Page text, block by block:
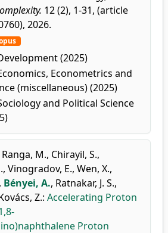
12 (2), 1-31, (article
2026.
(2025)
Econometrics and
(miscellaneous) (2025)
and Political Science
Ranga, M., Chirayil, S.,
, Vinogradov, E., Wen, X.,
, Bényei, A., Ratnakar, J. S.,
Z.: Accelerating Proton
Proton